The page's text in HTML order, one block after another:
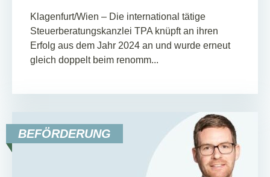
Klagenfurt/Wien – Die international tätige
Steuerberatungskanzlei TPA knüpft an ihren
Erfolg aus dem Jahr 2024 an und wurde erneut
gleich doppelt beim renomm...
BEFÖRDERUNG